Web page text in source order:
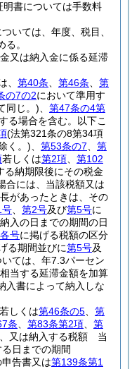
書については手数料
いては、年度、税目、
。
又は納入金に係る延滞
、 第40条 第46条
第
の7の2において準用す
同じ。)
第47条の4第
る場合を含む。以下こ
(法第321条の8第34項
く。)
第53条の7
第
若しくは第2項
第102
る納期限後にその税金
合には、当該税額又は
があったときは、その
号 第2号及び第5号に
入の日までの期間の日
号に掲げる税額の区分
る期間並びに第5号及
ては、年7.3パーセン
当する延滞金額を加算
入書によって納入しな
若しくは第46条の5
第
条 第83条第2項
第
又は納入する税額 当
日までの期間
申告書又は第139条第1